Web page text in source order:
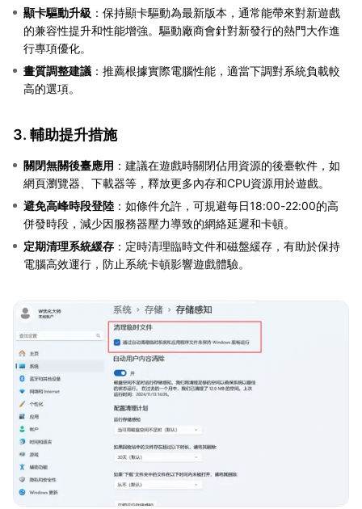
顯卡驅動升級 ：保持顯卡驅動為最新版本，通常能帶來對新遊戲
的兼容性提升和性能增強。驅動廠商會針對新發行的熱門大作進
行專項優化。
畫質調整建議 ：推薦根據實際電腦性能，適當下調對系統負載較
高的選項。
3. 輔助提升措施
關閉無關後臺應用 ：建議在遊戲時關閉佔用資源的後臺軟件，如
網頁瀏覽器、下載器等，釋放更多內存和CPU資源用於遊戲。
避免高峰時段登陸 ：如條件允許，可規避每日18:00-22:00的高
併發時段，減少因服務器壓力導致的網絡延遲和卡頓。
定期清理系統緩存 ：定時清理臨時文件和磁盤緩存，有助於保持
電腦高效運行，防止系統卡頓影響遊戲體驗。